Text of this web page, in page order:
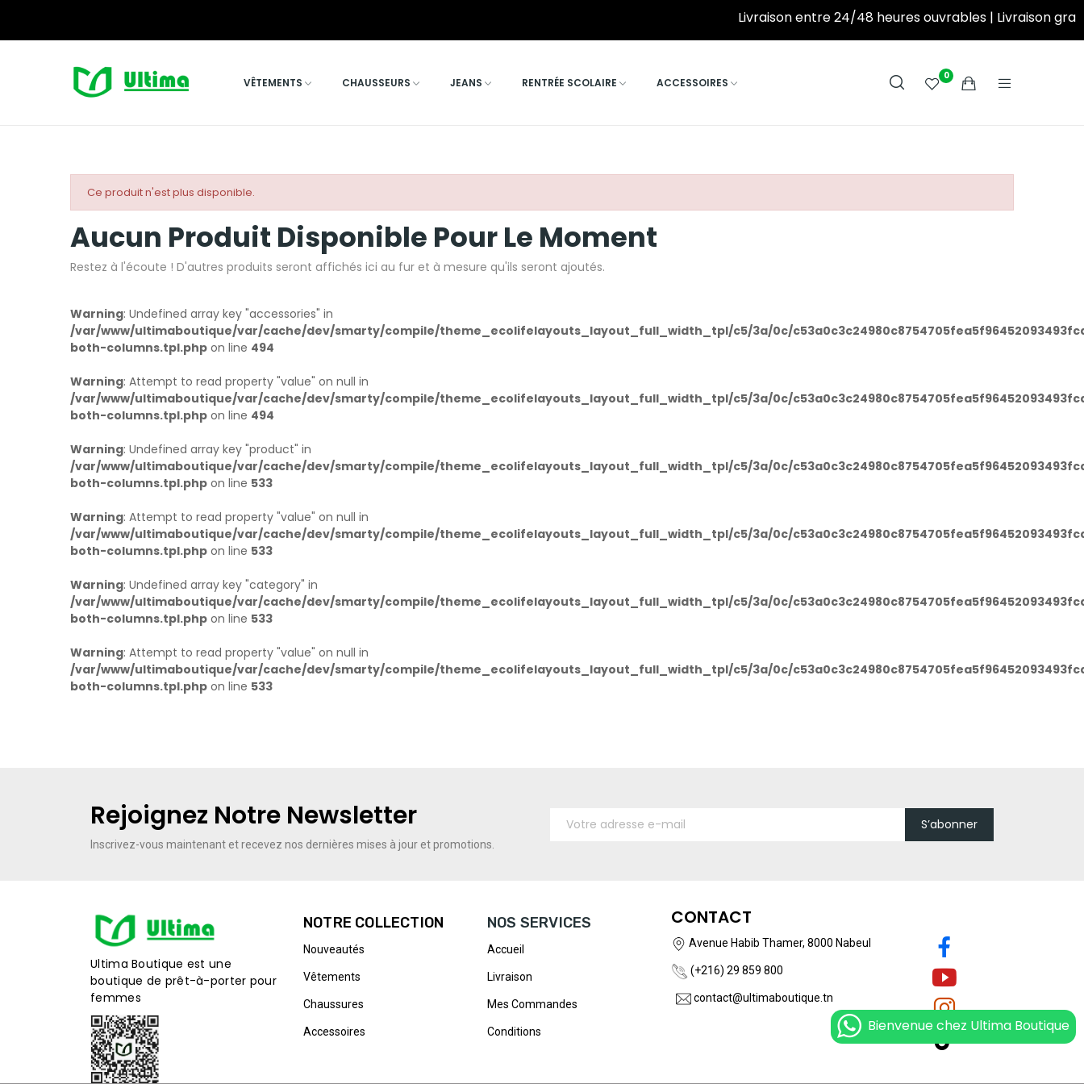
Livraison entre 24/48 heures ouvrables | Livraison gratuite
VÊTEMENTS CHAUSSEURS JEANS RENTRÉE SCOLAIRE ACCESSOIRES
0
Ce produit n'est plus disponible.
Aucun Produit Disponible Pour Le Moment
Restez à l'écoute ! D'autres produits seront affichés ici au fur et à mesure qu'ils seront ajoutés.
Warning: Undefined array key "accessories" in
/var/www/ultimaboutique/var/cache/dev/smarty/compile/theme_ecolifelayouts_layout_full_width_tpl/c5/3a/0c/
both-columns.tpl.php on line 494
Warning: Attempt to read property "value" on null in
/var/www/ultimaboutique/var/cache/dev/smarty/compile/theme_ecolifelayouts_layout_full_width_tpl/c5/3a/0c/
both-columns.tpl.php on line 494
Warning: Undefined array key "product" in
/var/www/ultimaboutique/var/cache/dev/smarty/compile/theme_ecolifelayouts_layout_full_width_tpl/c5/3a/0c/
both-columns.tpl.php on line 533
Warning: Attempt to read property "value" on null in
/var/www/ultimaboutique/var/cache/dev/smarty/compile/theme_ecolifelayouts_layout_full_width_tpl/c5/3a/0c/
both-columns.tpl.php on line 533
Warning: Undefined array key "category" in
/var/www/ultimaboutique/var/cache/dev/smarty/compile/theme_ecolifelayouts_layout_full_width_tpl/c5/3a/0c/
both-columns.tpl.php on line 533
Warning: Attempt to read property "value" on null in
/var/www/ultimaboutique/var/cache/dev/smarty/compile/theme_ecolifelayouts_layout_full_width_tpl/c5/3a/0c/
both-columns.tpl.php on line 533
Rejoignez Notre Newsletter
Inscrivez-vous maintenant et recevez nos dernières mises à jour et promotions.
S’abonner
Ultima Boutique est une
boutique de prêt-à-porter pour
femmes
NOTRE COLLECTION
Nouveautés
Vêtements
Chaussures
Accessoires
NOS SERVICES
Accueil
Livraison
Mes Commandes
Conditions
CONTACT
Avenue Habib Thamer, 8000 Nabeul
(+216) 29 859 800
contact@ultimaboutique.tn
Bienvenue chez Ultima Boutique